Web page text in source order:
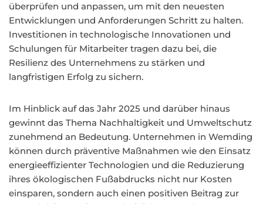
überprüfen und anpassen, um mit den neuesten
Entwicklungen und Anforderungen Schritt zu halten.
Investitionen in technologische Innovationen und
Schulungen für Mitarbeiter tragen dazu bei, die
Resilienz des Unternehmens zu stärken und
langfristigen Erfolg zu sichern.
Im Hinblick auf das Jahr 2025 und darüber hinaus
gewinnt das Thema Nachhaltigkeit und Umweltschutz
zunehmend an Bedeutung. Unternehmen in Wemding
können durch präventive Maßnahmen wie den Einsatz
energieeffizienter Technologien und die Reduzierung
ihres ökologischen Fußabdrucks nicht nur Kosten
einsparen, sondern auch einen positiven Beitrag zur